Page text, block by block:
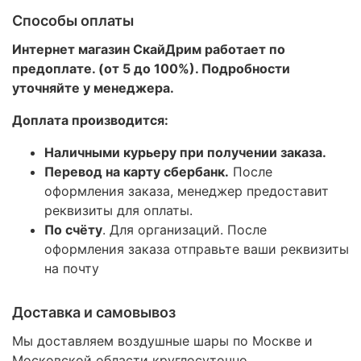
Способы оплаты
Интернет магазин СкайДрим работает по
предоплате. (от 5 до 100%). Подробности
уточняйте у менеджера.
Доплата производится:
Наличными курьеру при получении заказа.
Перевод на карту сбербанк. После
оформления заказа, менеджер предоставит
реквизиты для оплаты.
По счёту. Для организаций. После
оформления заказа отправьте ваши реквизиты
на почту
Доставка и самовывоз
Мы доставляем воздушные шары по Москве и